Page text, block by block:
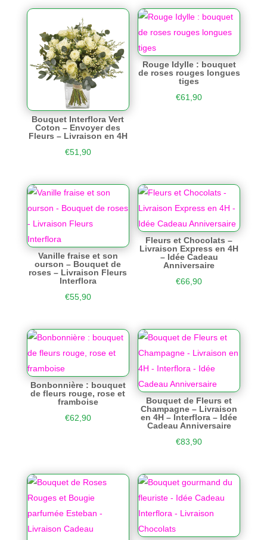
Bouquet Interflora Vert
Coton – Envoyer des
Fleurs – Livraison en 4H
€51,90
Rouge Idylle : bouquet
de roses rouges longues
tiges
€61,90
Vanille fraise et son
ourson – Bouquet de
roses – Livraison Fleurs
Interflora
€55,90
Fleurs et Chocolats –
Livraison Express en 4H
– Idée Cadeau
Anniversaire
€66,90
Bonbonnière : bouquet
de fleurs rouge, rose et
framboise
€62,90
Bouquet de Fleurs et
Champagne – Livraison
en 4H – Interflora – Idée
Cadeau Anniversaire
€83,90